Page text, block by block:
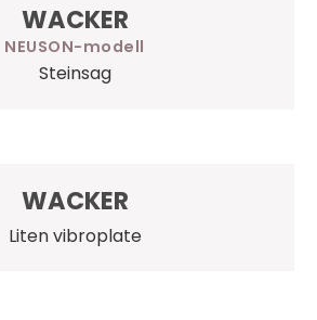
WACKER
NEUSON
Steinsag
WACKER
Liten vibroplate